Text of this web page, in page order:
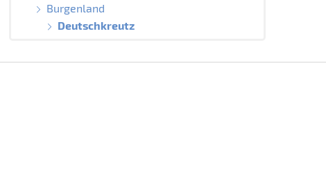
Burgenland
Deutschkreutz